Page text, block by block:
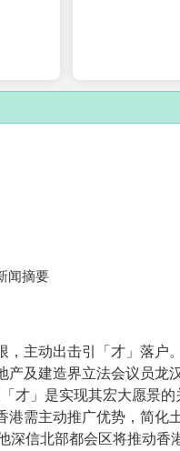
闻摘要
，主动出击引「才」落
产及建造界立法会议员龙
才」是实现其宏大愿景
需主动推广优势，简化
信北部都会区将推动香